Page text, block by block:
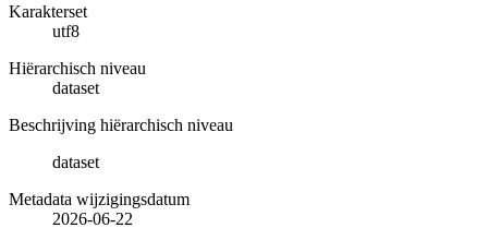
Karakterset
utf8
Hiërarchisch niveau
dataset
Beschrijving hiërarchisch niveau
dataset
Metadata wijzigingsdatum
2026-06-22